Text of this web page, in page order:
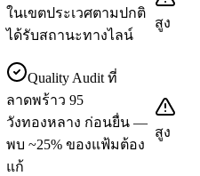
ในเขตประเวศตามปกติ
ได้รับสถานะทางไลน์
สูง
Quality Audit ที่
ลาดพร้าว 95
วังทองหลาง ก่อนยื่น —
พบ ~25% ของแฟ้มต้อง
แก้
สูง